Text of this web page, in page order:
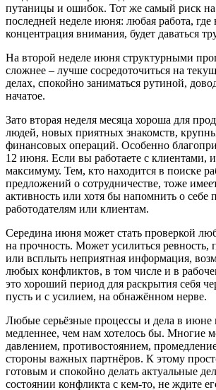
путаницы и ошибок. Тот же самый риск на
последней неделе июня: любая работа,
концентрация внимания, будет даваться
На второй неделе июня структурными
сложнее – лучше сосредоточиться на
делах, спокойно заниматься рутиной,
начатое.
Зато вторая неделя месяца хороша для
людей, новых приятных знакомств,
финансовых операций. Особенно
12 июня. Если вы работаете с клиентами,
максимуму. Тем, кто находится в поиске
предложений о сотрудничестве, тоже
активность или хотя бы напомнить о себе
работодателям или клиентам.
Середина июня может стать проверкой
на прочность. Может усилиться ревность,
или всплыть неприятная информация,
любых конфликтов, в том числе и в
это хороший период для раскрытия себя
пусть и с усилием, на обнажённом нерве.
Любые серьёзные процессы и дела в июне
медленнее, чем нам хотелось бы. Многие
давлением, противостоянием,
стороны важных партнёров. К этому
готовым и спокойно делать актуальные
состоянии конфликта с кем-то, не ждите